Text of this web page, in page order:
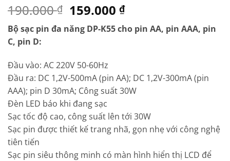
190.000₫ Giá
gốc
là:
159.000₫Giá
hiện
tại
Bộ sạc pin đa năng DP-K55 cho pin AA, pin AAA, pin
C, pin D:
Đầu vào: AC 220V 50-60Hz
Đầu ra: DC 1,2V-500mA (pin AA); DC 1,2V-300mA (pin
AAA); pin D 30mA; Công suất 30W
Đèn LED báo khi đang sạc
Sạc tốc độ cao, công suất lên tới 30W
Sạc pin được thiết kế trang nhã, gọn nhẹ với công nghệ
tiên tiến
Sạc pin siêu thông minh có màn hình hiển thị LCD để